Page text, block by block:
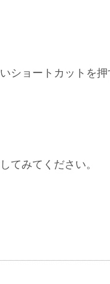
ショートカットを押
てみてください。